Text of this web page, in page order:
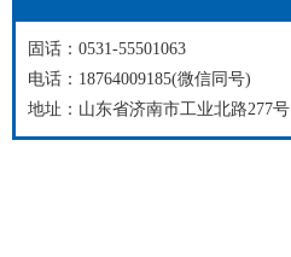
固话：0531-55501063
电话：18764009185(微信同号)
地址：山东省济南市工业北路277号